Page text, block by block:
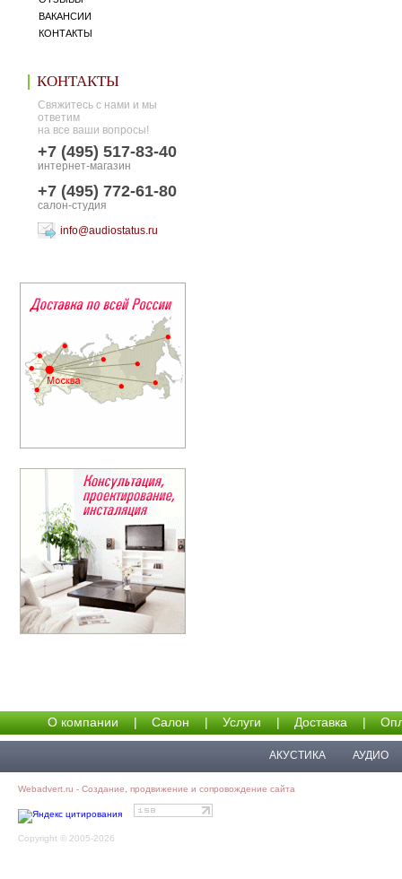
ВАКАНСИИ
КОНТАКТЫ
КОНТАКТЫ
Свяжитесь с нами и мы
ответим
на все ваши вопросы!
+7 (495) 517-83-40
интернет-магазин
+7 (495) 772-61-80
салон-студия
info@audiostatus.ru
О компании | Салон | Услуги | Доставка |
АКУСТИКА АУДИО
Webadvert.ru - Создание, продвижение и сопровождение сайта
Copyright © 2005-2026